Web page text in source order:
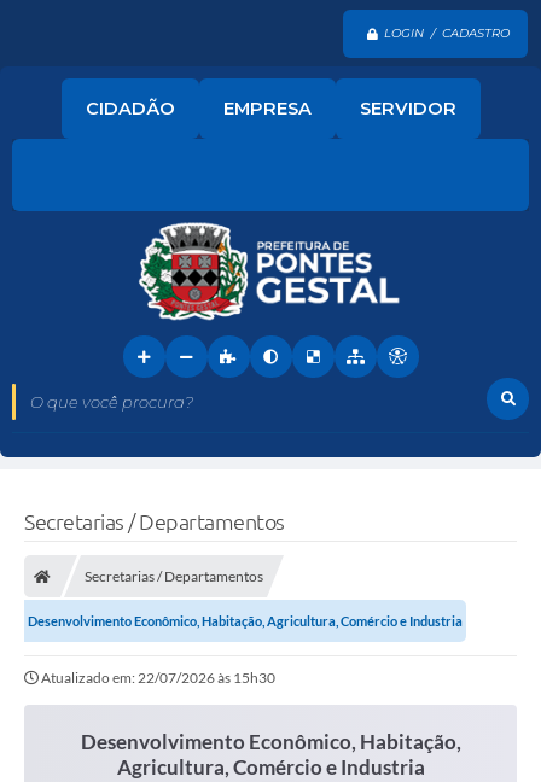
LOGIN / CADASTRO
O que você procura?
CIDADÃO EMPRESA SERVIDOR
Secretarias / Departamentos
Secretarias / Departamentos
Desenvolvimento Econômico, Habitação, Agricultura, Comércio e Industria
Atualizado em: 22/07/2026 às 15h30
Desenvolvimento Econômico, Habitação,
Agricultura, Comércio e Industria